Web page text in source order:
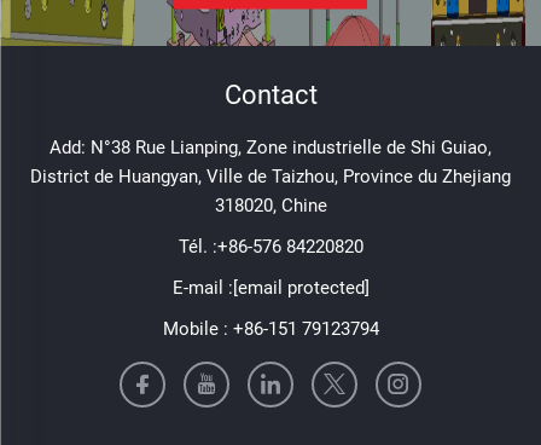
Contact
Add: N°38 Rue Lianping, Zone industrielle de Shi Guiao,
District de Huangyan, Ville de Taizhou, Province du Zhejiang
318020, Chine
Tél. :+86-576 84220820
E-mail :[email protected]
Mobile : +86-151 79123794